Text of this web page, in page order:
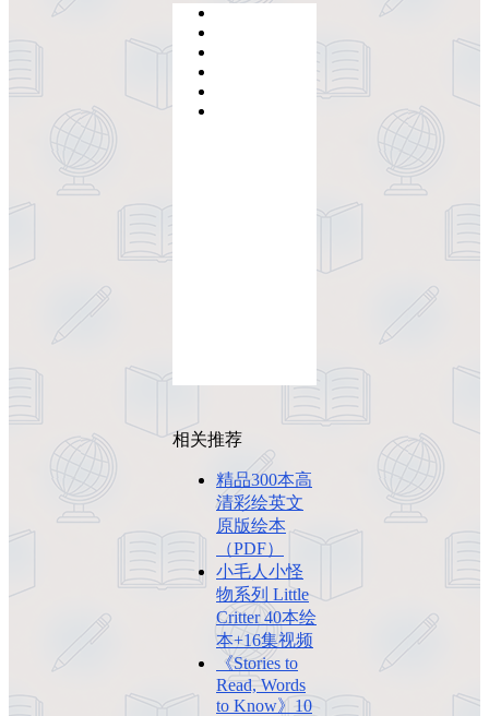
相关推荐
精品300本高
清彩绘英文
原版绘本
（PDF）
小毛人小怪
物系列 Little
Critter 40本绘
本+16集视频
《Stories to
Read, Words
to Know》10